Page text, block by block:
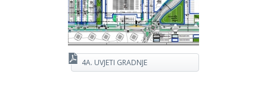
4A. UVJETI GRADNJE